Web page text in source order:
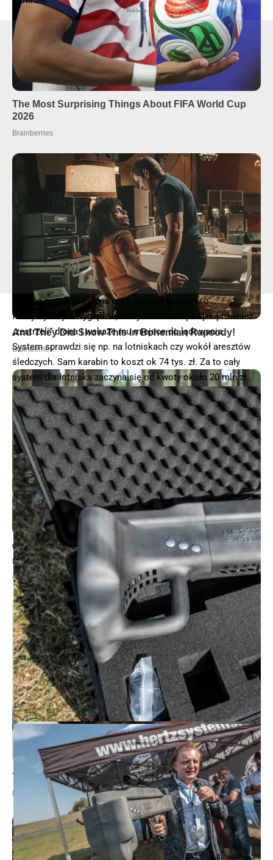
- Reklama -
W razie potrzeby można użyć również karabinu o
futurystycznym wyglądzie, który emitowaną wiązką również
„zestrzeli” drona i wskaże mu miejsce do lądowania.
System sprawdzi się np. na lotniskach czy wokół aresztów
śledczych. Sam karabin to koszt ok 74 tys. zł. Za to cały
system dla lotniska zaczyna się od kwoty około 20 mln zł.